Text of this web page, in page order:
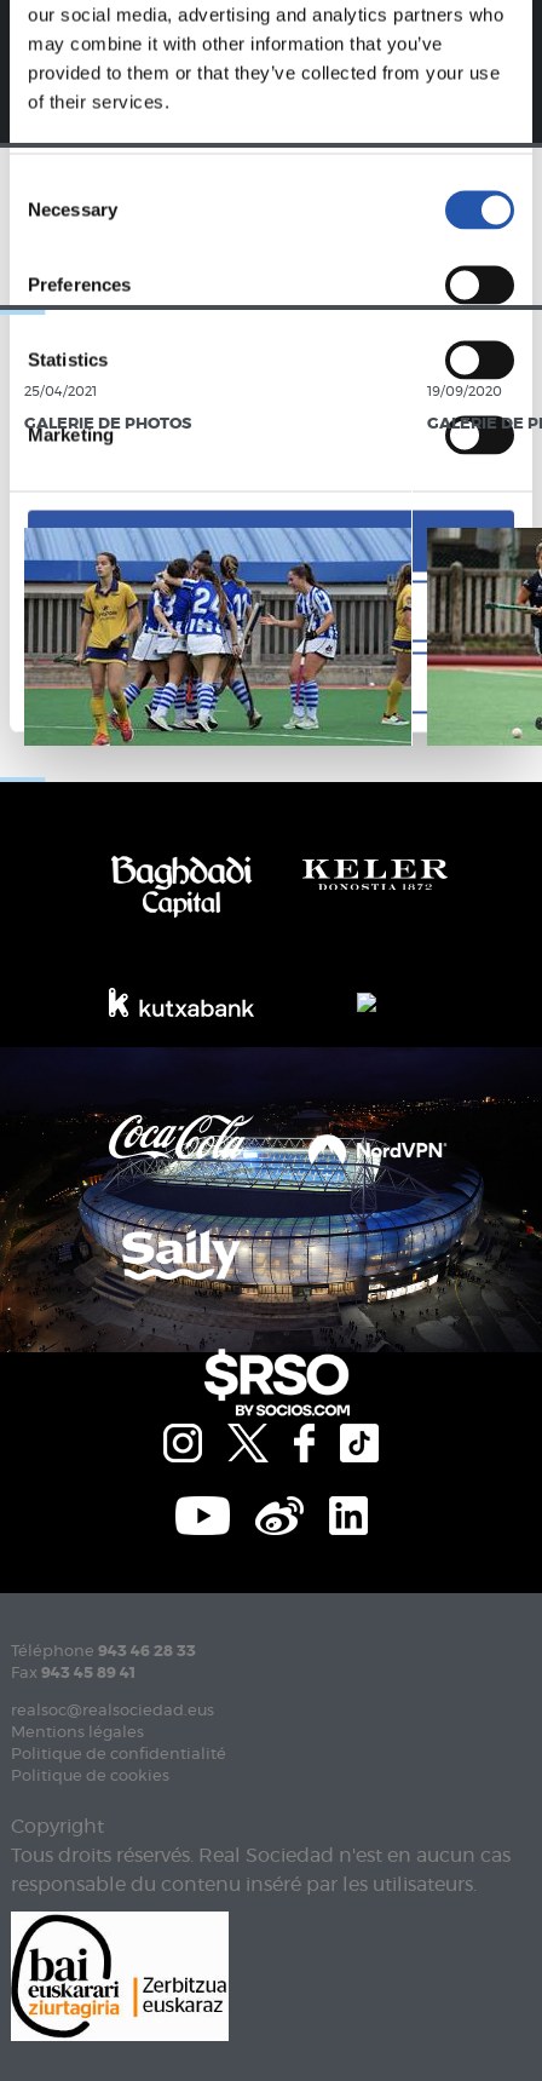
our social media, advertising and analytics partners who
may combine it with other information that you’ve
provided to them or that they’ve collected from your use
of their services.
Selection
Necessary
Preferences
Statistics
Marketing
Allow all
Allow selection
Deny
25/04/2021
GALERIE DE PHOTOS
19/09/2020
GALERIE DE
Téléphone 943 46 28 33
Fax 943 45 89 41
realsoc@realsociedad.eus
Mentions légales
Politique de confidentialité
Politique de cookies
Copyright
Tous droits réservés. Real Sociedad n'est en aucun cas
responsable du contenu inséré par les utilisateurs.